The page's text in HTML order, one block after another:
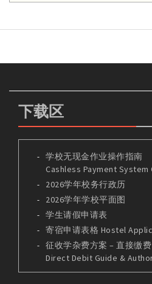
下载区
学校无现金作业操作指南
Cashless Payment System
2026学年校务行政历
2026学年学校平面图
学生请假申请表
寄宿申请表格 Hostel
征收学杂费方案 – 直接缴
Direct Debit Guide &